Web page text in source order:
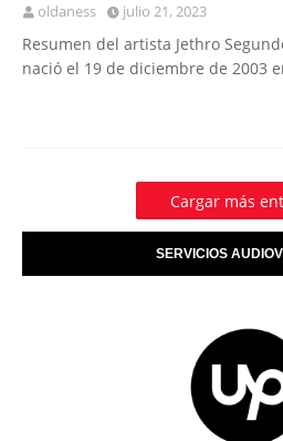
oldaness julio 21, 2023
Resumen del artista Jethro
nació el 19 de diciembre de 2003
Cargar más
SERVICIOS